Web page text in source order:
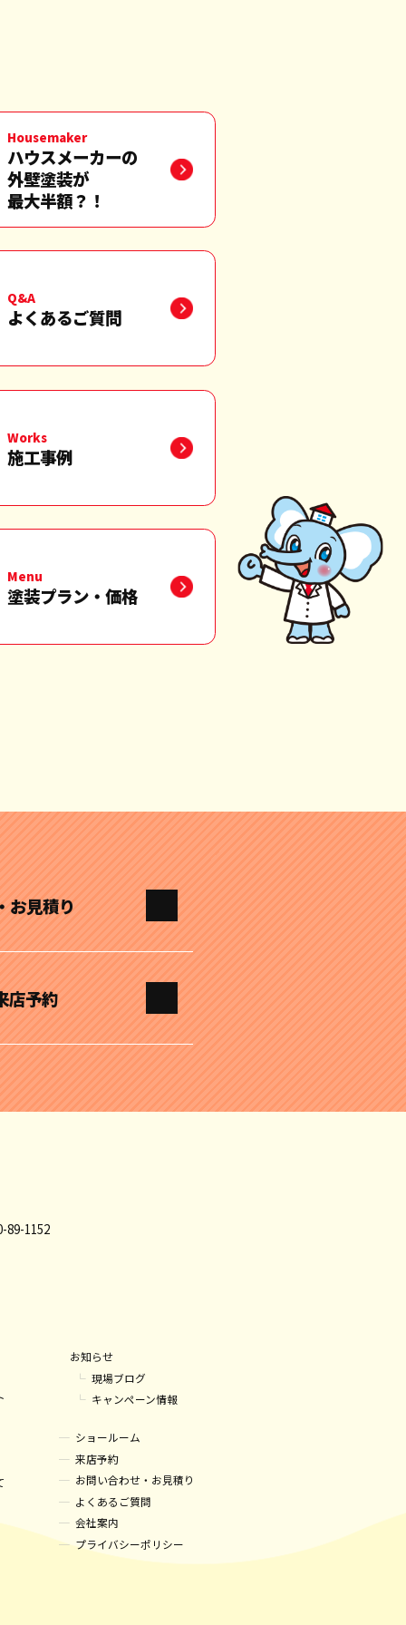
Housemaker
ハウスメーカーの
外壁塗装が
最大半額？！
Q&A
よくあるご質問
Works
施工事例
Menu
塗装プラン・価格
お見積り
店予約
89-1152
お知らせ
現場ブログ
キャンペーン情報
ショールーム
来店予約
お問い合わせ・お見積り
よくあるご質問
会社案内
プライバシーポリシー